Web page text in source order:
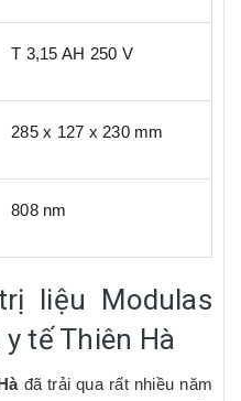
T 3,15 AH 250 V
285 x 127 x 230 mm
808 nm
liệu Modulas
tế Thiên Hà
đã trải qua rất nhiều năm